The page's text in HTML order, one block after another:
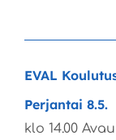
EVAL
Perjantai 8.5.
klo 14.00